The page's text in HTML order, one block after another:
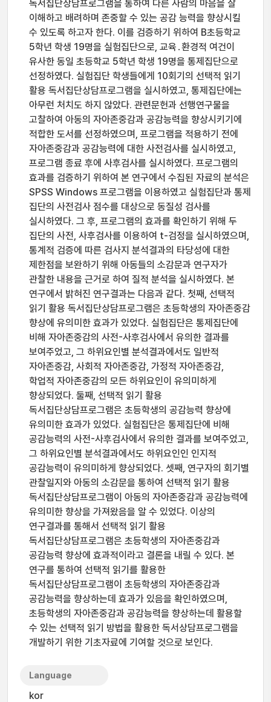
독서집단상담프로그램을 통하여 다른 사람의 마음을 잘
이해하고 배려하며 존중할 수 있는 공감 능력을 향상시킬
수 있도록 하고자 한다. 이를 검증하기 위하여 B초등학교
5학년 학생 19명을 실험집단으로, 교육․환경적 여건이
유사한 동일 초등학교 5학년 학생 19명을 통제집단으로
선정하였다. 실험집단 학생들에게 10회기의 선택적 읽기
활용 독서집단상담프로그램을 실시하였고, 통제집단에는
아무런 처치도 하지 않았다. 관련문헌과 선행연구물을
고찰하여 아동의 자아존중감과 공감능력을 향상시키기에
적합한 도서를 선정하였으며, 프로그램을 적용하기 전에
자아존중감과 공감능력에 대한 사전검사를 실시하였고,
프로그램 종료 후에 사후검사를 실시하였다. 프로그램의
효과를 검증하기 위하여 본 연구에서 수집된 자료의 분석은
SPSS Windows 프로그램을 이용하였고 실험집단과 통제
집단의 사전검사 점수를 대상으로 동질성 검사를
실시하였다. 그 후, 프로그램의 효과를 확인하기 위해 두
집단의 사전, 사후검사를 이용하여 t-검정을 실시하였으며,
통계적 검증에 따른 검사지 분석결과의 타당성에 대한
제한점을 보완하기 위해 아동들의 소감문과 연구자가
관찰한 내용을 근거로 하여 질적 분석을 실시하였다. 본
연구에서 밝혀진 연구결과는 다음과 같다. 첫째, 선택적
읽기 활용 독서집단상담프로그램은 초등학생의 자아존중감
향상에 유의미한 효과가 있었다. 실험집단은 통제집단에
비해 자아존중감의 사전-사후검사에서 유의한 결과를
보여주었고, 그 하위요인별 분석결과에서도 일반적
자아존중감, 사회적 자아존중감, 가정적 자아존중감,
학업적 자아존중감의 모든 하위요인이 유의미하게
향상되었다. 둘째, 선택적 읽기 활용
독서집단상담프로그램은 초등학생의 공감능력 향상에
유의미한 효과가 있었다. 실험집단은 통제집단에 비해
공감능력의 사전-사후검사에서 유의한 결과를 보여주었고,
그 하위요인별 분석결과에서도 하위요인인 인지적
공감능력이 유의미하게 향상되었다. 셋째, 연구자의 회기별
관찰일지와 아동의 소감문을 통하여 선택적 읽기 활용
독서집단상담프로그램이 아동의 자아존중감과 공감능력에
유의미한 향상을 가져왔음을 알 수 있었다. 이상의
연구결과를 통해서 선택적 읽기 활용
독서집단상담프로그램은 초등학생의 자아존중감과
공감능력 향상에 효과적이라고 결론을 내릴 수 있다. 본
연구를 통하여 선택적 읽기를 활용한
독서집단상담프로그램이 초등학생의 자아존중감과
공감능력을 향상하는데 효과가 있음을 확인하였으며,
초등학생의 자아존중감과 공감능력을 향상하는데 활용할
수 있는 선택적 읽기 방법을 활용한 독서상담프로그램을
개발하기 위한 기초자료에 기여할 것으로 보인다.
Language
kor